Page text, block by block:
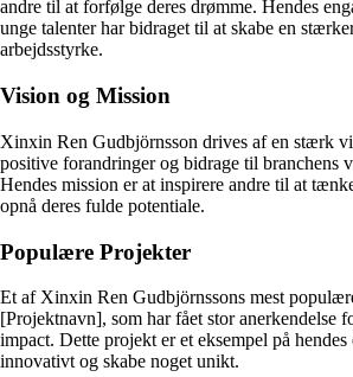
andre til at forfølge deres drømme. Hendes
unge talenter har bidraget til at skabe en
arbejdsstyrke.
Vision og Mission
Xinxin Ren Gudbjörnsson drives af en stærk
positive forandringer og bidrage til branchens
Hendes mission er at inspirere andre til at
opnå deres fulde potentiale.
Populære Projekter
Et af Xinxin Ren Gudbjörnssons mest
[Projektnavn], som har fået stor anerkendelse
impact. Dette projekt er et eksempel på
innovativt og skabe noget unikt.